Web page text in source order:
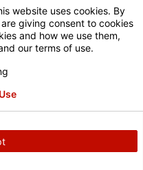
de confidentialité
Tous droits réservés.
website uses cookies. By
giving consent to cookies
and how we use them,
our terms of use.